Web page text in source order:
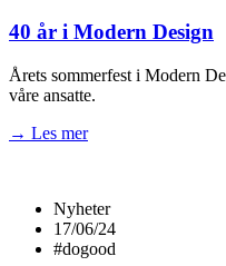
40 år i Modern Design
Årets sommerfest i Modern
våre ansatte.
→ Les mer
Nyheter
17/06/24
#dogood